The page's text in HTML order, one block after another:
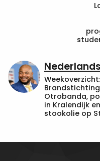
Weekoverzicht:
Otrobanda,
in Kralendijk
stookolie op